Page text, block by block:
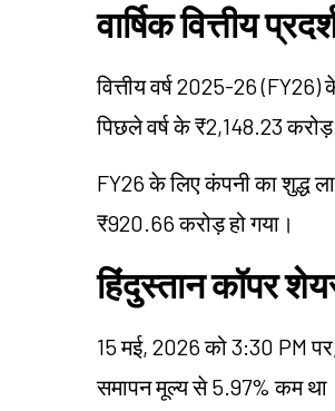
वार्षिक वित्तीय
वित्तीय वर्ष 2025-26
पिछले वर्ष के ₹2,148.23 करोड़
FY26 के लिए कंपनी का शुद्ध
₹920.66 करोड़ हो गया।
हिंदुस्तान कॉपर
15 मई, 2026 को 3:30 PM
समापन मूल्य से 5.97% कम